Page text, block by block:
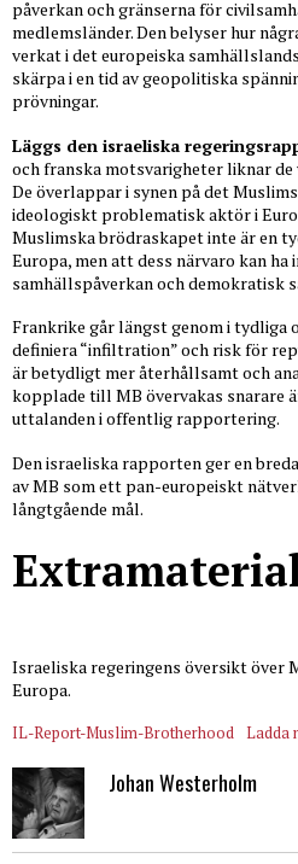
påverkan och gränserna för
medlemsländer. Den belyser hur
verkat i det europeiska
skärpa i en tid av geopolitiska
prövningar.
Läggs den israeliska
och franska motsvarigheter liknar de
De överlappar i synen på det
ideologiskt problematisk aktör i
Muslimska brödraskapet inte är en
Europa, men att dess närvaro kan
samhällspåverkan och demokratisk
Frankrike går längst genom i
definiera “infiltration” och risk för
är betydligt mer återhållsamt och
kopplade till MB övervakas snarare
uttalanden i offentlig rapportering.
Den israeliska rapporten ger en
av MB som ett pan-europeiskt
långtgående mål.
Israeliska regeringens översikt över
Europa.
IL-Report-Muslim-Brotherhood Ladda
Johan Westerholm